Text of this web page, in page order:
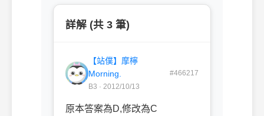
詳解 (共 3 筆)
【站僕】摩檸
Morning.
B3 · 2012/10/13
#466217
原本答案為D,修改為C